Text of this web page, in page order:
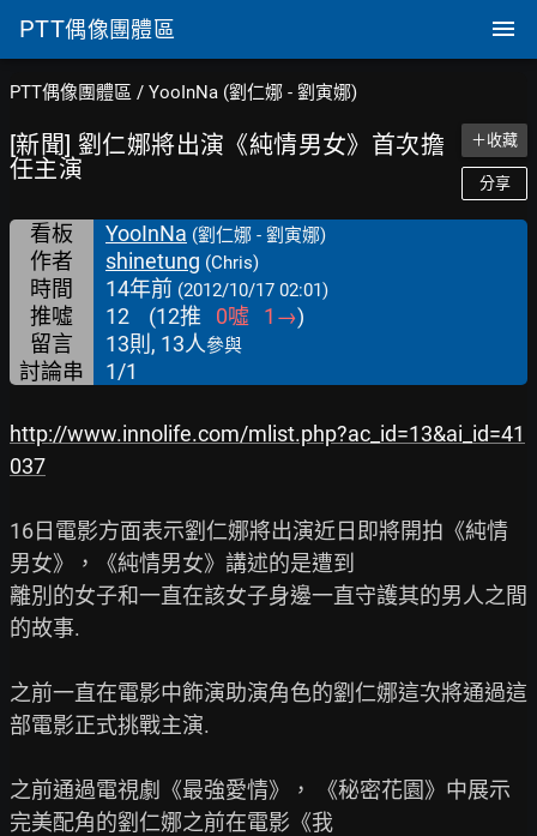
PTT偶像團體區
PTT偶像團體區 / YooInNa (劉仁娜 - 劉寅娜)
[新聞] 劉仁娜將出演《純情男女》首次擔
任主演
＋收藏
分享
看板 YooInNa (劉仁娜 - 劉寅娜)
作者 shinetung (Chris)
時間 14年前 (2012/10/17 02:01)
推噓 12 (12推 0噓 1 →)
留言
13則, 13人參與
討論串 1/1
http://www.innolife.com/mlist.php?ac_id=13&ai_id=41
037
16日電影方面表示劉仁娜將出演近日即將開拍《純情
男女》，《純情男女》講述的是遭到
離別的女子和一直在該女子身邊一直守護其的男人之間
的故事.
之前一直在電影中飾演助演角色的劉仁娜這次將通過這
部電影正式挑戰主演.
之前通過電視劇《最強愛情》， 《秘密花園》中展示
完美配角的劉仁娜之前在電影《我